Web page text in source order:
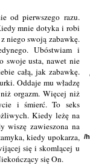
od pierwszego razu.
mnie dotyka i robi
niego swoją zabawkę.
Ubóstwiam i
swoje usta, nawet nie
całą, jak zabawkę.
Oddaje mu władzę
orgazm. Więcej niż
i śmierć. To seks
Kiedy leżę na
zawieszona na
kiedy upokarza,
się i skomlącej u
się On.
/